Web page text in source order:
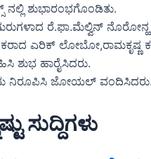
ನಲ್ಲಿ ಶುಭಾರಂಭಗೊಂಡಿತು.
ರೆ.ಫಾ.ಮೆಲ್ವಿನ್
ಎರಿಕ್ ಲೋಬೋ,ರಾಮಕೃಷ್ಣ
ಶುಭ ಹಾರೈಸಿದರು.
ನಿರೂಪಿಸಿ ಜೋಯಲ್ ವಂದಿಸಿದರು.
ಸುದ್ದಿಗಳು